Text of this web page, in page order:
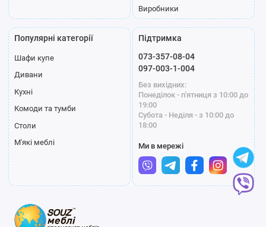
Виробники
Популярні категорії
Шафи купе
Дивани
Кухні
Комоди та тумби
Столи
М'які меблі
Підтримка
073-357-08-04
097-003-1-004
Без вихідних:
Понеділок - п'ятниця з 10:00 до
19:00
Субота - Неділя - з 10:00 до
18:00
Ми в мережі